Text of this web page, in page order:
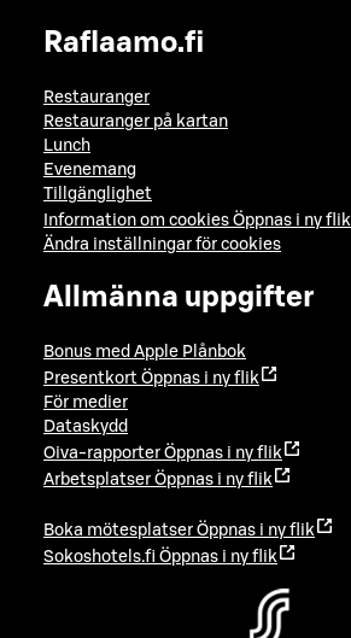
Raflaamo.fi
Restauranger
Restauranger på kartan
Lunch
Evenemang
Tillgänglighet
Information om cookies Öppnas i ny flik
Ändra inställningar för cookies
Allmänna uppgifter
Bonus med Apple Plånbok
Presentkort Öppnas i ny flik
För medier
Dataskydd
Oiva-rapporter Öppnas i ny flik
Arbetsplatser Öppnas i ny flik
Boka mötesplatser Öppnas i ny flik
Sokoshotels.fi Öppnas i ny flik